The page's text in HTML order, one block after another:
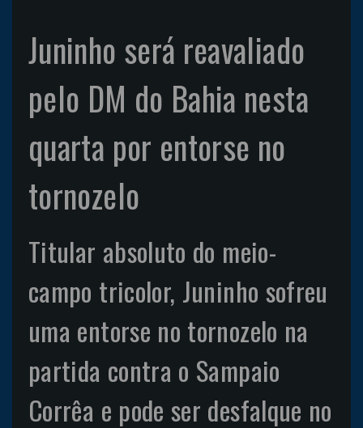
Juninho será reavaliado
pelo DM do Bahia nesta
quarta por entorse no
tornozelo
Titular absoluto do meio-
campo tricolor, Juninho sofreu
uma entorse no tornozelo na
partida contra o Sampaio
Corrêa e pode ser desfalque no